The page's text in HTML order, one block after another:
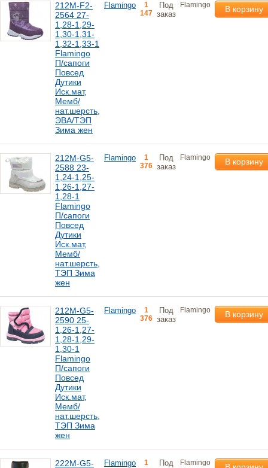
212M-F2-
2564 27-
1,28-1,29-
1,30-1,31-
1,32-1,33-1
Flamingo
П/сапоги
Повсед
Дутики
Иск.мат,
Мемб/
нат.шерсть,
ЭВА/ТЭП
Зима жен
Flamingo
1
147
Под
заказ
Flamingo В корзину
212M-G5-
2588 23-
1,24-1,25-
1,26-1,27-
1,28-1
Flamingo
П/сапоги
Повсед
Дутики
Иск.мат,
Мемб/
нат.шерсть,
ТЭП Зима
жен
Flamingo
1
376
Под
заказ
Flamingo В корзину
212M-G5-
2590 25-
1,26-1,27-
1,28-1,29-
1,30-1
Flamingo
П/сапоги
Повсед
Дутики
Иск.мат,
Мемб/
нат.шерсть,
ТЭП Зима
жен
Flamingo
1
376
Под
заказ
Flamingo В корзину
222M-G5- Flamingo
1
Под
Flamingo